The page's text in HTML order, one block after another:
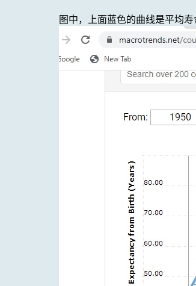
图中，上面蓝色的曲线是平均寿